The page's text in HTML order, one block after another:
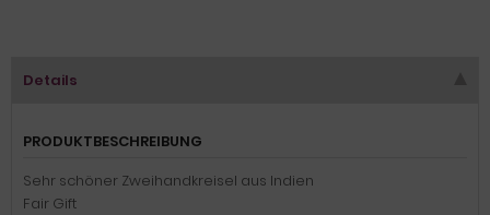
Details
PRODUKTBESCHREIBUNG
Sehr schöner Zweihandkreisel aus Indien
Fair Gift